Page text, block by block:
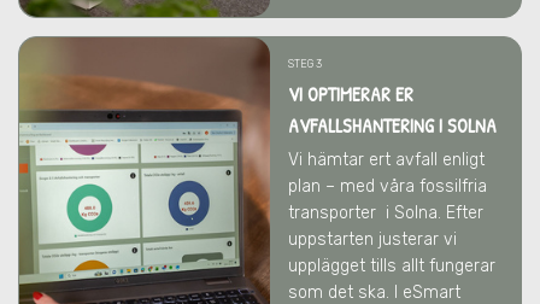
STEG 3
VI OPTIMERAR ER
AVFALLSHANTERINGI SOLNA
Vi hämtar ert avfall enligt
plan – med våra fossilfria
transporter i Solna. Efter
uppstarten justerar vi
upplägget tills allt fungerar
som det ska. I eSmart